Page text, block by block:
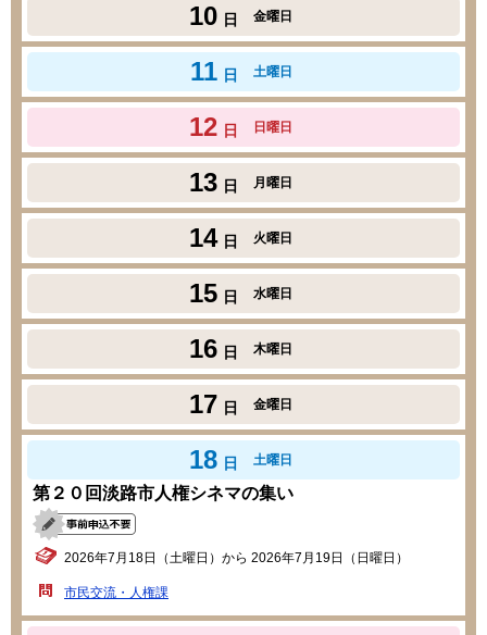
10 日 金曜日
11 日 土曜日
12 日 日曜日
13 日 月曜日
14 日 火曜日
15 日 水曜日
16 日 木曜日
17 日 金曜日
18 日 土曜日
第２０回淡路市人権シネマの集い
2026年7月18日（土曜日）から 2026年7月19日（日曜日）
市民交流・人権課